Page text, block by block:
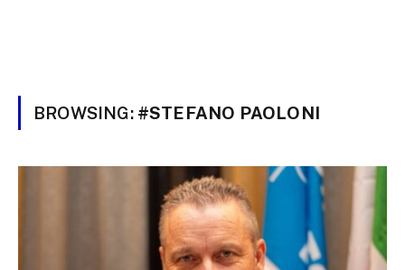
BROWSING: #STEFANO PAOLONI